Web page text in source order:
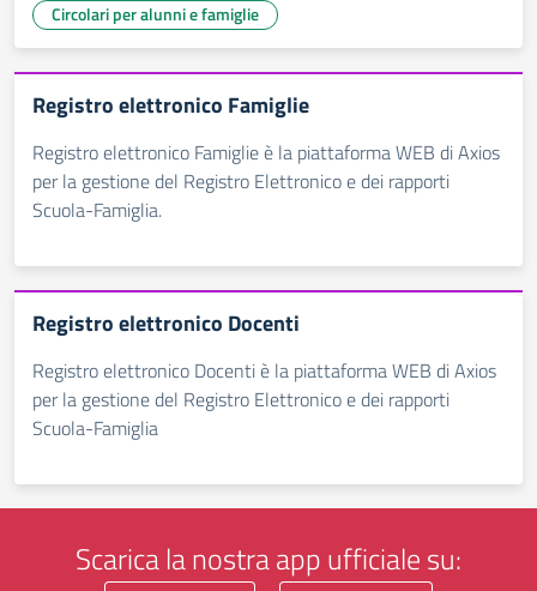
Circolari per alunni e famiglie
Registro elettronico Famiglie
Registro elettronico Famiglie è la piattaforma WEB di Axios
per la gestione del Registro Elettronico e dei rapporti
Scuola-Famiglia.
Registro elettronico Docenti
Registro elettronico Docenti è la piattaforma WEB di Axios
per la gestione del Registro Elettronico e dei rapporti
Scuola-Famiglia
Scarica la nostra app ufficiale su: